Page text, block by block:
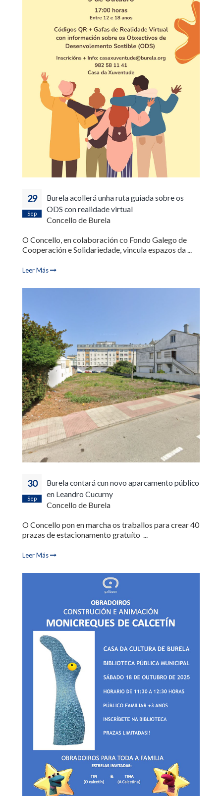
29
Sep
Burela acollerá unha ruta guiada sobre os
ODS con realidade virtual
Concello de Burela
O Concello, en colaboración co Fondo Galego de
Cooperación e Solidariedade, vincula espazos da ...
Leer Más
30
Sep
Burela contará cun novo aparcamento público
en Leandro Cucurny
Concello de Burela
O Concello pon en marcha os traballos para crear 40
prazas de estacionamento gratuíto ...
Leer Más